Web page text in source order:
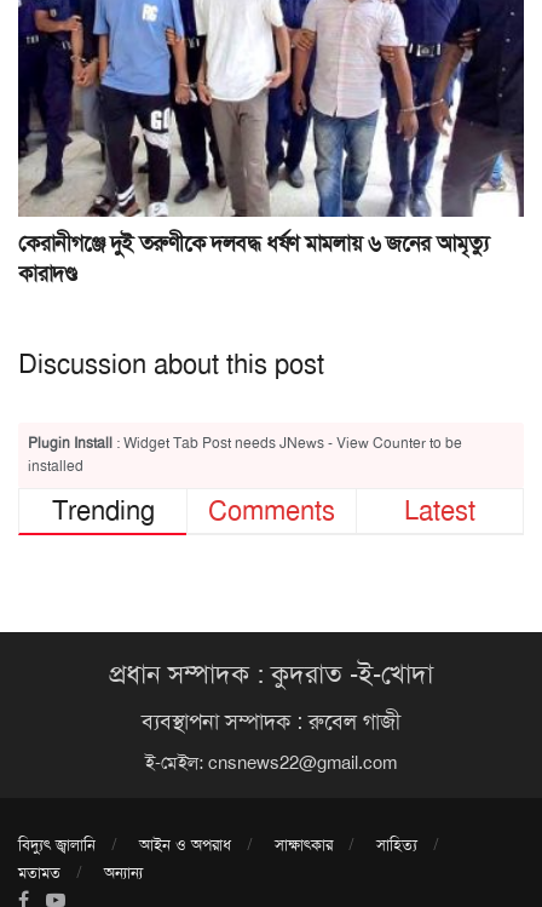
কেরানীগঞ্জে দুই তরুণীকে দলবদ্ধ ধর্ষণ মামলায় ৬ জনের আমৃত্যু
কারাদণ্ড
Discussion about this post
Plugin Install : Widget Tab Post needs JNews - View Counter to be
installed
Trending Comments Latest
প্রধান সম্পাদক : কুদরাত -ই-খোদা
ব্যবস্থাপনা সম্পাদক : রুবেল গাজী
ই-মেইল: cnsnews22@gmail.com
বিদ্যুৎ জ্বালানি আইন ও অপরাধ সাক্ষাৎকার
সাহিত্য
মতামত
অন্যান্য